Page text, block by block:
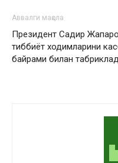
Аввалги мақола
Президент Садир
тиббиёт ходимларини
байрами билан